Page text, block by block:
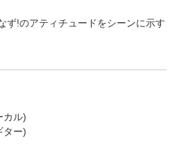
ず!のアティチュードをシーンに示す
カル)
ター)